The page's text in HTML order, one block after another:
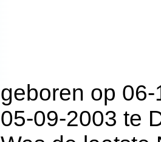
geboren op
05-09-2003 te